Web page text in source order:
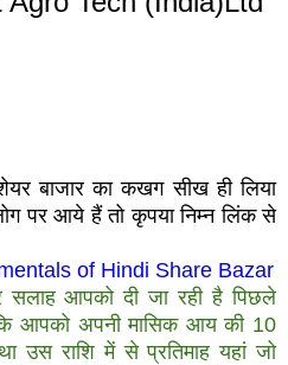
बाजार का कखग सीख ही लिया
पर आये हैं तो कृपया निम्न लिंक से
of Hindi Share Bazar
आपको दी जा रही है पिछले
अपनी मासिक आय की 10
उस राशि में से प्रतिमाह यहां जो